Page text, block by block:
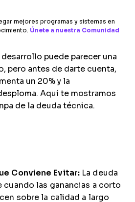
mejores programas y sistemas en
Únete a nuestra Comunidad
puede parecer una
pero antes de darte cuenta,
un 20% y la
Aquí te mostramos
de la deuda técnica.
Conviene Evitar: La deuda
cuando las ganancias a corto
sobre la calidad a largo